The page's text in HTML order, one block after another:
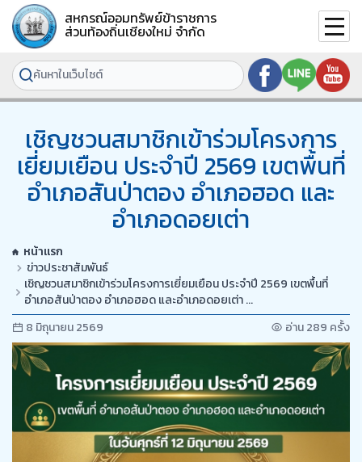
สหกรณ์ออมทรัพย์ข้าราชการ
ส่วนท้องถิ่นเชียงใหม่ จำกัด
เชิญชวนสมาชิกเข้าร่วมโครงการ
เยี่ยมเยือน ประจำปี 2569 เขตพื้นที่
อำเภอสันป่าตอง อำเภอฮอด และ
อำเภอดอยเต่า
หน้าแรก
ข่าวประชาสัมพันธ์
เชิญชวนสมาชิกเข้าร่วมโครงการเยี่ยมเยือน ประจำปี 2569 เขตพื้นที่
อำเภอสันป่าตอง อำเภอฮอด และอำเภอดอยเต่า ...
8 มิถุนายน 2569
อ่าน 289 ครั้ง